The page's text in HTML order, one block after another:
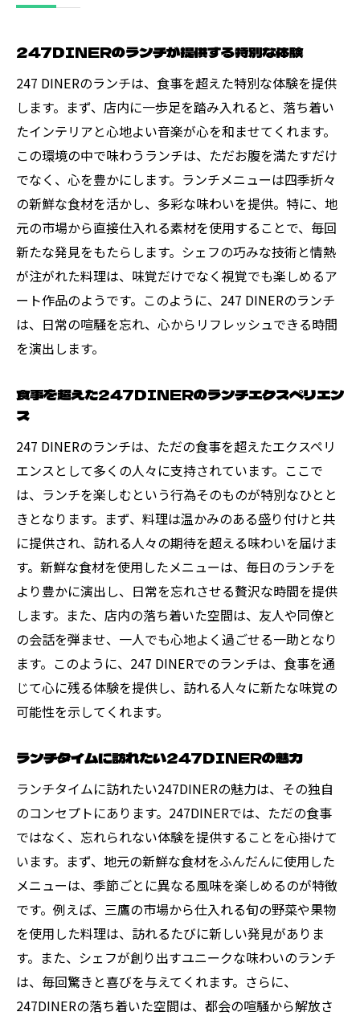
247DINERのランチが提供する特別な体験
247 DINERのランチは、食事を超えた特別な体験を提供
します。まず、店内に一歩足を踏み入れると、落ち着い
たインテリアと心地よい音楽が心を和ませてくれます。
この環境の中で味わうランチは、ただお腹を満たすだけ
でなく、心を豊かにします。ランチメニューは四季折々
の新鮮な食材を活かし、多彩な味わいを提供。特に、地
元の市場から直接仕入れる素材を使用することで、毎回
新たな発見をもたらします。シェフの巧みな技術と情熱
が注がれた料理は、味覚だけでなく視覚でも楽しめるア
ート作品のようです。このように、247 DINERのランチ
は、日常の喧騒を忘れ、心からリフレッシュできる時間
を演出します。
食事を超えた247DINERのランチエクスペリエン
ス
247 DINERのランチは、ただの食事を超えたエクスペリ
エンスとして多くの人々に支持されています。ここで
は、ランチを楽しむという行為そのものが特別なひとと
きとなります。まず、料理は温かみのある盛り付けと共
に提供され、訪れる人々の期待を超える味わいを届けま
す。新鮮な食材を使用したメニューは、毎日のランチを
より豊かに演出し、日常を忘れさせる贅沢な時間を提供
します。また、店内の落ち着いた空間は、友人や同僚と
の会話を弾ませ、一人でも心地よく過ごせる一助となり
ます。このように、247 DINERでのランチは、食事を通
じて心に残る体験を提供し、訪れる人々に新たな味覚の
可能性を示してくれます。
ランチタイムに訪れたい247DINERの魅力
ランチタイムに訪れたい247DINERの魅力は、その独自
のコンセプトにあります。247DINERでは、ただの食事
ではなく、忘れられない体験を提供することを心掛けて
います。まず、地元の新鮮な食材をふんだんに使用した
メニューは、季節ごとに異なる風味を楽しめるのが特徴
です。例えば、三鷹の市場から仕入れる旬の野菜や果物
を使用した料理は、訪れるたびに新しい発見がありま
す。また、シェフが創り出すユニークな味わいのランチ
は、毎回驚きと喜びを与えてくれます。さらに、
247DINERの落ち着いた空間は、都会の喧騒から解放さ